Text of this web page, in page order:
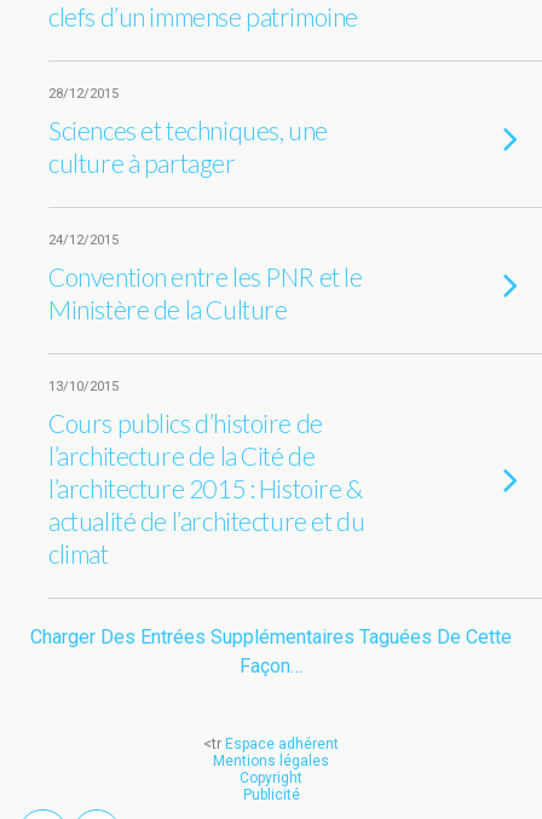
clefs d’un immense patrimoine
28/12/2015
Sciences et techniques, une
culture à partager
24/12/2015
Convention entre les PNR et le
Ministère de la Culture
13/10/2015
Cours publics d’histoire de
l’architecture de la Cité de
l’architecture 2015 : Histoire &
actualité de l’architecture et du
climat
Charger Des Entrées Supplémentaires Taguées De Cette
Façon…
<tr Espace adhérent
Mentions légales
Copyright
Publicité